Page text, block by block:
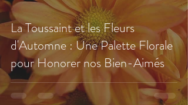
La Toussaint et les Fleurs
d'Automne : Une Palette Florale
pour Honorer nos Bien-Aimés